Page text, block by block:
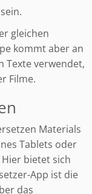
gleichen
kommt aber an
Texte verwendet,
Filme.
Materials
Tablets oder
bietet sich
App ist die
das